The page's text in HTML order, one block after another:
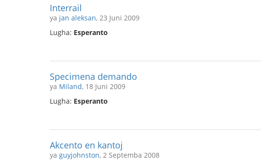
Interrail
ya jan aleksan, 23 Juni 2009
Lugha: Esperanto
Specimena demando
ya Miland, 18 Juni 2009
Lugha: Esperanto
Akcento en kantoj
ya guyjohnston, 2 Septemba 2008